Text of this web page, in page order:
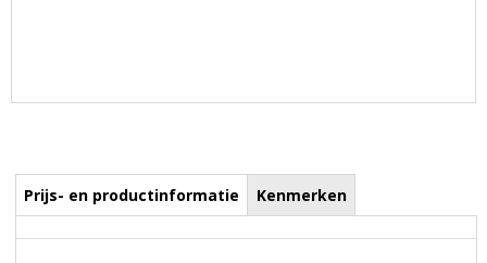
Prijs- en productinformatie Kenmerken